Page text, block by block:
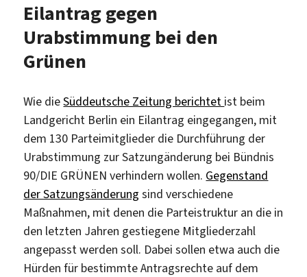
Eilantrag gegen
Urabstimmung bei den
Grünen
Wie dieSüddeutsche Zeitung berichtet ist beim
Landgericht Berlin ein Eilantrag eingegangen, mit
dem 130 Parteimitglieder die Durchführung der
Urabstimmung zur Satzungänderung bei Bündnis
90/DIE GRÜNEN verhindern wollen. Gegenstand
der Satzungsänderung sind verschiedene
Maßnahmen, mit denen die Parteistruktur an die in
den letzten Jahren gestiegene Mitgliederzahl
angepasst werden soll. Dabei sollen etwa auch die
Hürden für bestimmte Antragsrechte auf dem